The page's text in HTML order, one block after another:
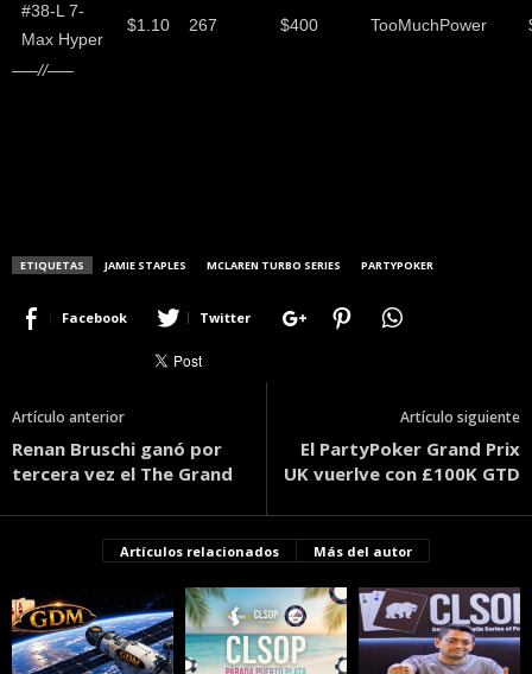
#38-L 7-
Max Hyper
$1.10 267 $400 TooMuchPower
—–//—–
ETIQUETAS JAMIE STAPLES MCLAREN TURBO SERIES PARTYPOKER
Facebook Twitter
Artículo anterior
Renan Bruschi ganó por
tercera vez el The Grand
Artículo siguiente
El PartyPoker Grand Prix
UK vuerlve con £100K GTD
Artículos relacionados Más del autor